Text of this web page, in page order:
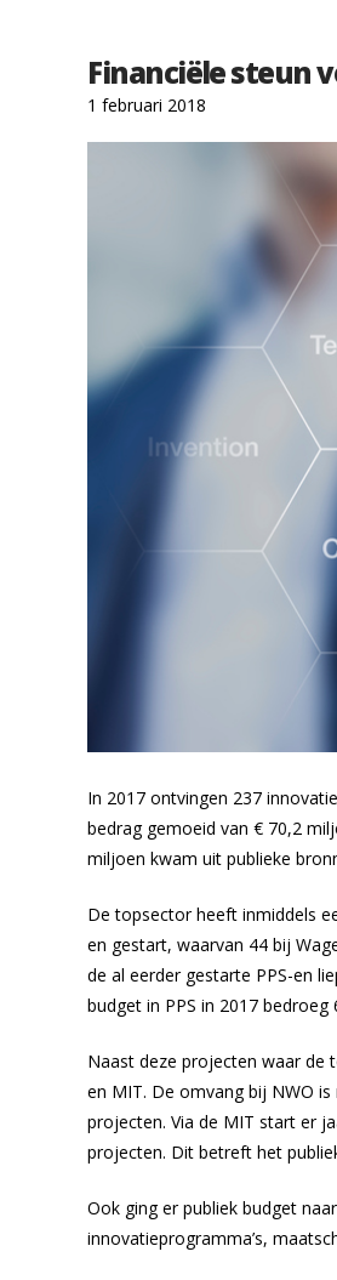
Financiële steun
1 februari 2018
In 2017 ontvingen 237
bedrag gemoeid van € 70,2
miljoen kwam uit publieke
De topsector heeft inmiddels
en gestart, waarvan 44 bij
de al eerder gestarte PPS-en
budget in PPS in 2017 bedroeg
Naast deze projecten waar de
en MIT. De omvang bij NWO
projecten. Via de MIT start er
projecten. Dit betreft het
Ook ging er publiek budget
innovatieprogramma’s,